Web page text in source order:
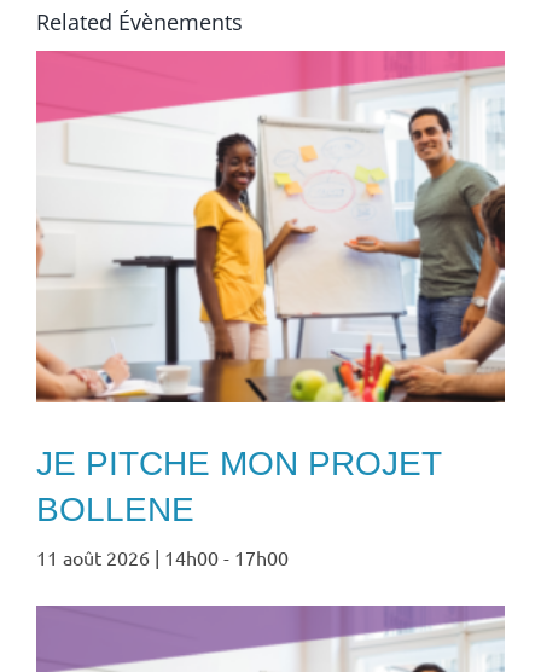
Related Évènements
JE PITCHE MON PROJET
BOLLENE
11 août 2026 | 14h00 - 17h00